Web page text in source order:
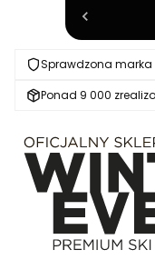
Sprawdzona marka
Ponad 9 000